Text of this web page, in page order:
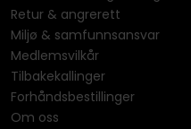
Retur & angrerett
Miljø & samfunnsansvar
Medlemsvilkår
Tilbakekallinger
Forhåndsbestillinger
Om oss